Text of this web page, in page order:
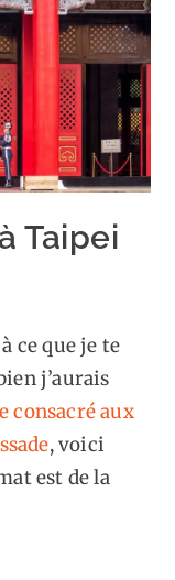
Taipei
ce que je te
j’aurais
consacré aux
, voici
est de la